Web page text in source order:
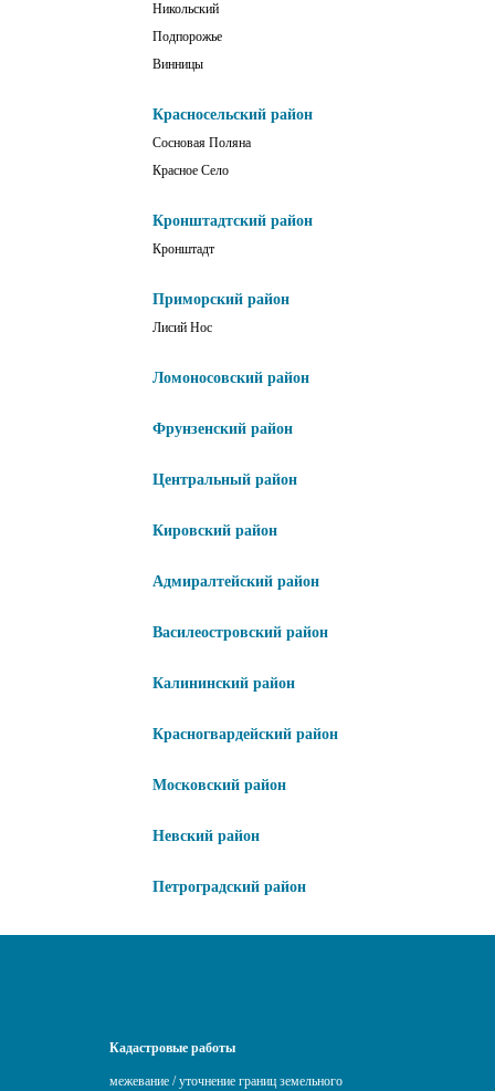
Никольский
Подпорожье
Винницы
Красносельский район
Сосновая Поляна
Красное Село
Кронштадтский район
Кронштадт
Приморский район
Лисий Нос
Ломоносовский район
Фрунзенский район
Центральный район
Кировский район
Адмиралтейский район
Василеостровский район
Калининский район
Красногвардейский район
Московский район
Невский район
Петроградский район
Кадастровые работы
межевание / уточнение границ земельного